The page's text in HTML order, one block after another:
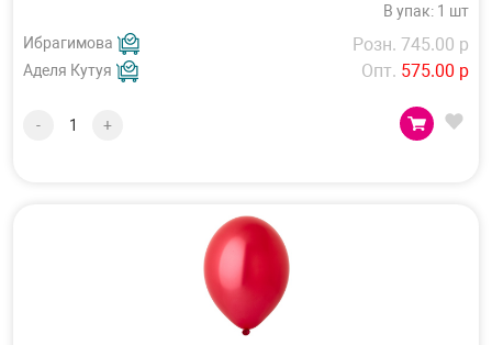
В упак: 1 шт
Ибрагимова
Аделя Кутуя
Розн. 745.00 р
Опт. 575.00 р
- +